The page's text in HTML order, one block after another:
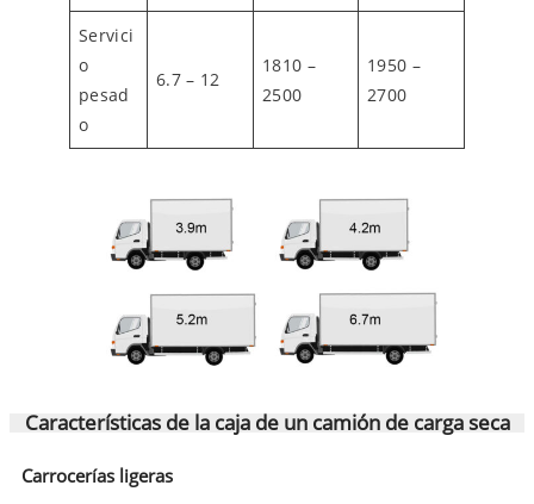
Servici
o
pesad
o
6.7 – 12
1810 –
2500
1950 –
2700
Características de la caja de un camión de carga seca
Carrocerías ligeras